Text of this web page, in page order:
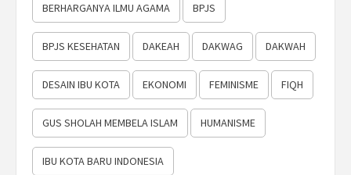
BERHARGANYA ILMU AGAMA BPJS
BPJS KESEHATAN DAKEAH DAKWAG DAKWAH
DESAIN IBU KOTA EKONOMI FEMINISME FIQH
GUS SHOLAH MEMBELA ISLAM HUMANISME
IBU KOTA BARU INDONESIA